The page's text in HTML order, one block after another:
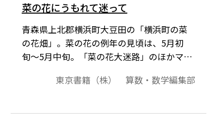
菜の花にうもれて迷って
青森県上北郡横浜町大豆田の「横浜町の菜
の花畑」。菜の花の例年の見頃は、5月初
旬〜5月中旬。「菜の花大迷路」のほかマラ
フェスティバルinよこはま」の2024年の開
東京書籍（株） 算数・数学編集部